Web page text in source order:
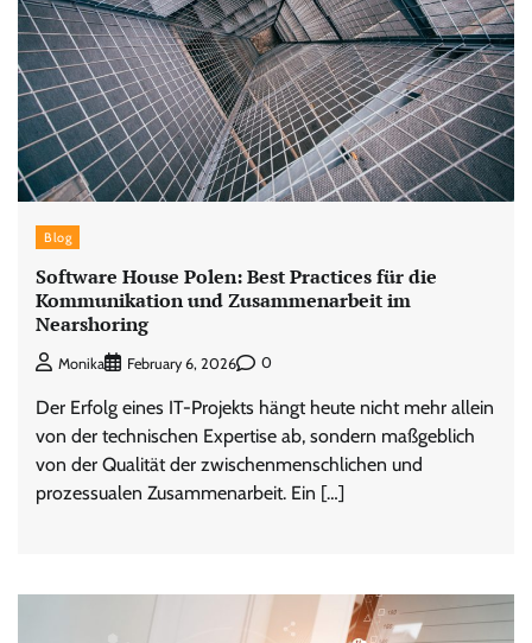
Blog
Software House Polen: Best Practices für die
Kommunikation und Zusammenarbeit im
Nearshoring
Monika February 6, 2026 0
Der Erfolg eines IT-Projekts hängt heute nicht mehr allein
von der technischen Expertise ab, sondern maßgeblich
von der Qualität der zwischenmenschlichen und
prozessualen Zusammenarbeit. Ein […]